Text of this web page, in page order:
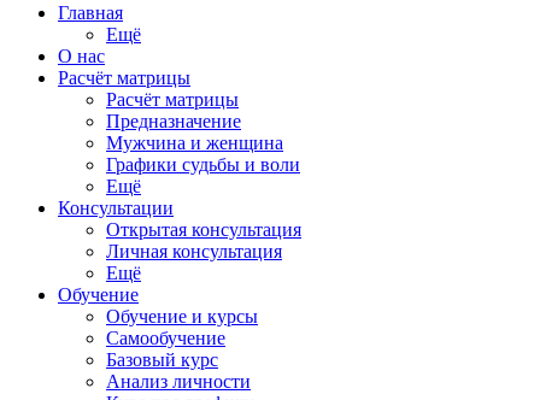
Главная
Ещё
О нас
Расчёт матрицы
Расчёт матрицы
Предназначение
Мужчина и женщина
Графики судьбы и воли
Ещё
Консультации
Открытая консультация
Личная консультация
Ещё
Обучение
Обучение и курсы
Самообучение
Базовый курс
Анализ личности